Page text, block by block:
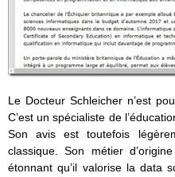
Le Docteur Schleicher n’est
C’est un spécialiste de
Son avis est toutefois
classique. Son métier
étonnant qu’il valorise la data